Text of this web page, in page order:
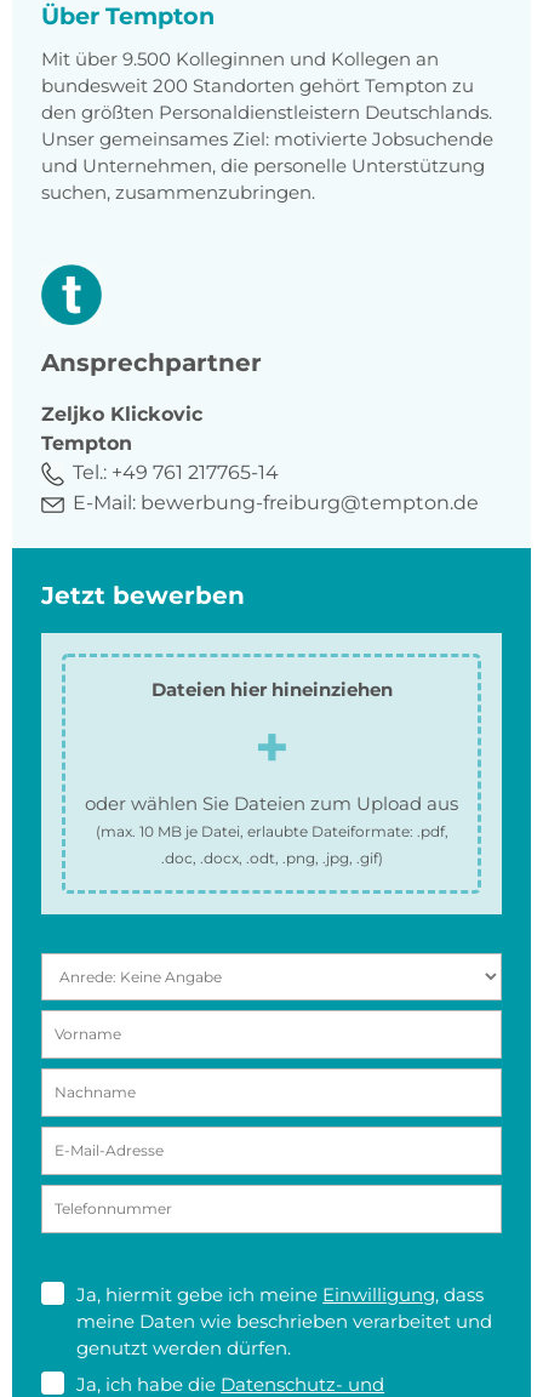
Über Tempton
Mit über 9.500 Kolleginnen und Kollegen an
bundesweit 200 Standorten gehört Tempton zu
den größten Personaldienstleistern Deutschlands.
Unser gemeinsames Ziel: motivierte Jobsuchende
und Unternehmen, die personelle Unterstützung
suchen, zusammenzubringen.
Ansprechpartner
Zeljko Klickovic
Tempton
Tel.: +49 761 217765-14
E-Mail: bewerbung-freiburg@tempton.de
Jetzt bewerben
Dateien hier hineinziehen
oder wählen Sie Dateien zum Upload aus
(max. 10 MBje Datei, erlaubte Dateiformate: .pdf,
.doc, .docx, .odt, .png, .jpg, .gif)
Ja, hiermit gebe ich meine Einwilligung, dass
meine Daten wie beschrieben verarbeitet und
genutzt werden dürfen.
Ja, ich habe die Datenschutz- und